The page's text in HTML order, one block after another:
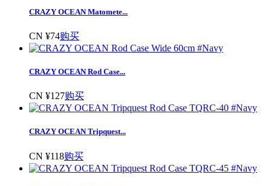
CRAZY OCEAN Matomete...
CN ¥74购买
CRAZY OCEAN Rod Case...
CN ¥127购买
CRAZY OCEAN Tripquest...
CN ¥118购买